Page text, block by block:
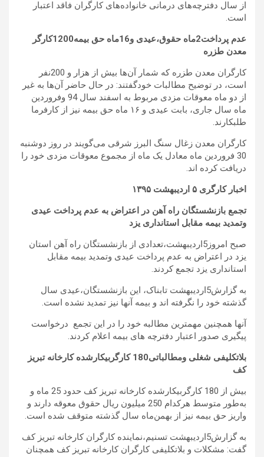
از سال دفترچه‌های درمانی خانواده‌های کارگران فاقد اعتبار
است.
عدم پرداخت2ماه حقوق،عیدی و16ماه حق بیمه1200کارگر
معدن طزره
کارگران معدن طزره که شمار آن‌ها بیش از هزار و 200نفر
است، در توضیح مطالبات خودگفتند: در حال حاضر آن‌ها به غیر
از دو ماه معوقات مزدی مربوط به اسفند سال 94 وفروردین
ماه سال جاری، بابت عیدی و ۱۶ ماه حق بیمه نیز از کارفرما
طلبکارند.
کارگران معدن زغال سنگ البرز شرقی می‌گویند در روز دوشنبه
30 فروردین ماه معادل یک ماه از مجموع معوقات مزدی خود را
دریافت کرده اند.
اخبار کارگری ۵ اردیبهشت ۱۳۹۵
تجمع بازنشستگان راه آهن در اعتراض به عدم پرداخت عیدی
وتمدید بیمه مقابل استانداری یزد
صبح امروز5اردیبهشت،تعدادی از بازنشستگان راه آهن استان
یزد در اعتراض به عدم پرداخت عیدی وتمدید بیمه مقابل
استانداری یزد تجمع کردند.
به گزارش5اردیبهشت تابناک، این بازنشستگان،عیدی سال
گذشته خود را نگرفته اند و بیمه آنها نیز تمدید نشده است.
آنها همچنین مهمترین مطالبه خود را در این تجمع درخواست
پیگیری صدور اعتبار دفترچه های بیمه اعلام کردند.
بلاتکلیفی شغلی ومطالباتی180 کارگربیکارشده کارخانه تبریز
کف
بیش از 180 کارگربیکارشده کارخانه تبریز کف حدود 25 ماه و
به‌طور متوسط هرکدام 250 میلیون ریال حقوق معوقه دارند و
واریز حق بیمه نیز از بهمن‌ماه سال گذشته متوقف شده است.
به گزارش5اردیبهشت تسنیم،نماینده کارگران کارخانه تبریز کف
گفت: مشکلات و بلاتکلیفی کارگران کارخانه تبریز کف همچنان